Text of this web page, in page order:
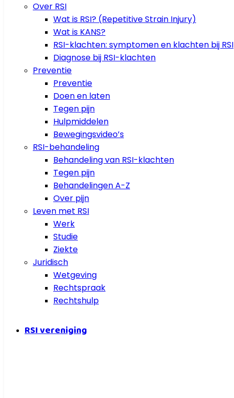
Over RSI
Wat is RSI? (Repetitive Strain Injury)
Wat is KANS?
RSI-klachten: symptomen en klachten bij RSI
Diagnose bij RSI-klachten
Preventie
Preventie
Doen en laten
Tegen pijn
Hulpmiddelen
Bewegingsvideo’s
RSI-behandeling
Behandeling van RSI-klachten
Tegen pijn
Behandelingen A-Z
Over pijn
Leven met RSI
Werk
Studie
Ziekte
Juridisch
Wetgeving
Rechtspraak
Rechtshulp
RSI vereniging